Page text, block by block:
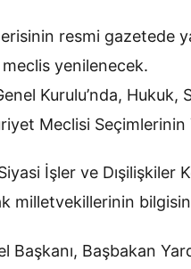
resmi gazetede
meclis yenilenecek.
Kurulu’nda, Hukuk,
Meclisi
İşler ve
milletvekillerinin
Başkanı, Başbakan